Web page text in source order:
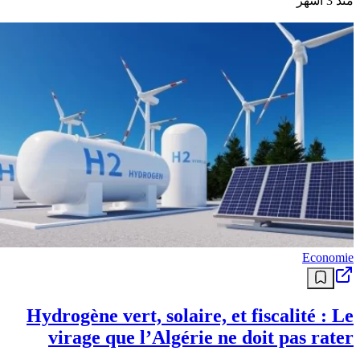
Economie
Hydrogène vert, solaire, et fiscalité : Le
virage que l’Algérie ne doit pas rater